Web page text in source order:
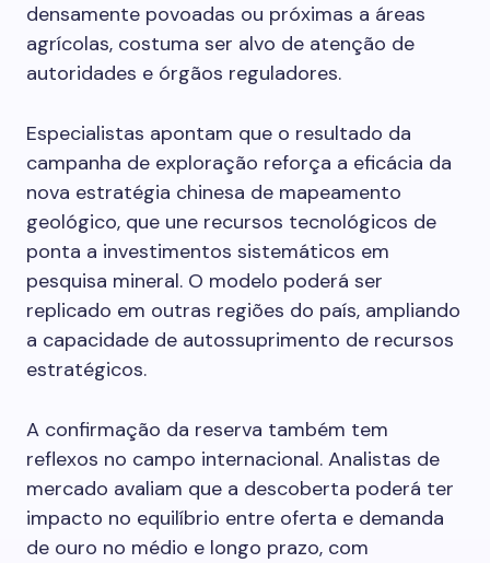
densamente povoadas ou próximas a áreas
agrícolas, costuma ser alvo de atenção de
autoridades e órgãos reguladores.
Especialistas apontam que o resultado da
campanha de exploração reforça a eficácia da
nova estratégia chinesa de mapeamento
geológico, que une recursos tecnológicos de
ponta a investimentos sistemáticos em
pesquisa mineral. O modelo poderá ser
replicado em outras regiões do país, ampliando
a capacidade de autossuprimento de recursos
estratégicos.
A confirmação da reserva também tem
reflexos no campo internacional. Analistas de
mercado avaliam que a descoberta poderá ter
impacto no equilíbrio entre oferta e demanda
de ouro no médio e longo prazo, com